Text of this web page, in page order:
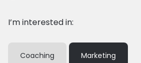
I’m interested in:
Coaching Marketing